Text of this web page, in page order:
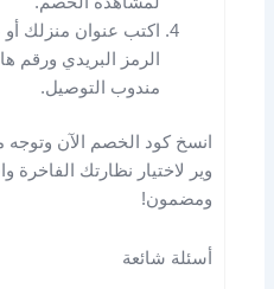
اكتب عنوان منزلك
الرمز البريدي ورقم
مندوب التوصيل.
انسخ كود الخصم الآن
وير لاختيار نظارتك الفاخرة
ومضمون!
أسئلة شائعة